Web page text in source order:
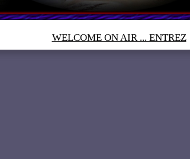
WELCOME ON AIR ... ENTREZ